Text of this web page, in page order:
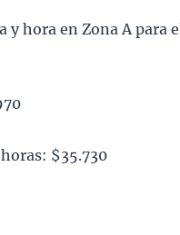
hora en Zona A para
$35.730